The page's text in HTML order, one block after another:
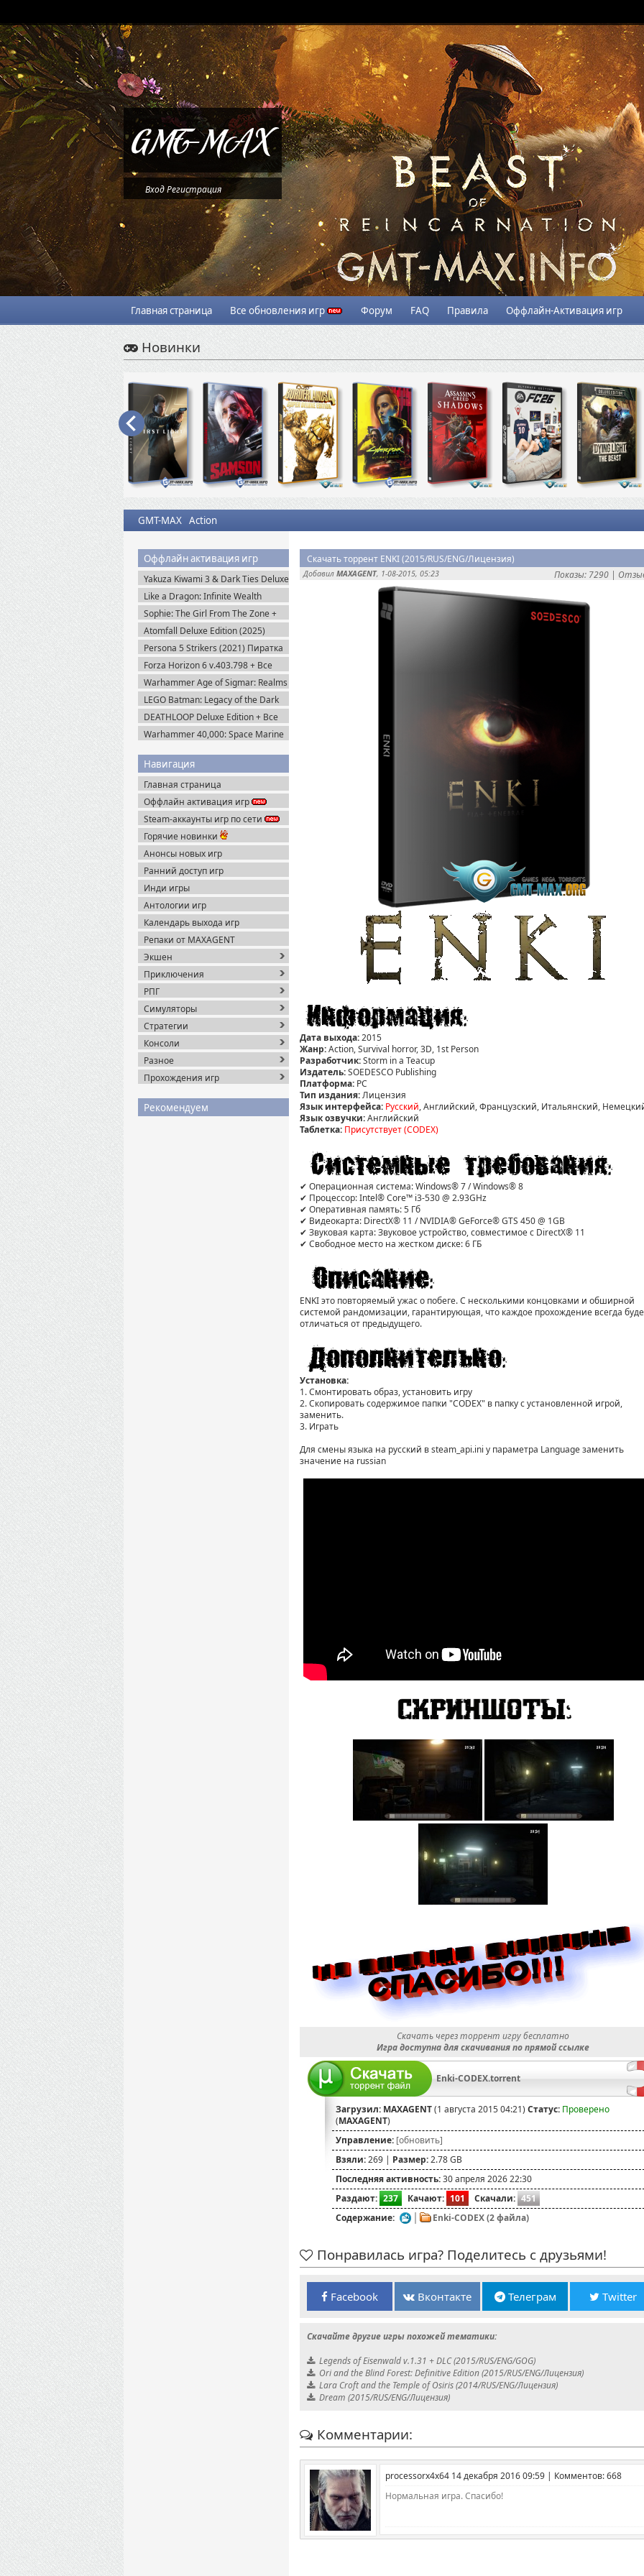
ВходРегистрация
Главная страница Все обновления игр Форум FAQ Правила Оффлайн-Активация игр
Новинки
GMT-MAX Action
Оффлайн активация игр
Yakuza Kiwami 3 & Dark Ties Deluxe
Edition (2026) Steam-Rip
Like a Dragon: Infinite Wealth
Ultimate Edition (2024) Steam-Rip
Sophie: The Girl From The Zone +
DLC (2026) Пиратка
Atomfall Deluxe Edition (2025)
Steam-Rip
Persona 5 Strikers (2021) Пиратка
Forza Horizon 6 v.403.798 + Все
DLC (2026) Пиратка
Warhammer Age of Sigmar: Realms
of Ruin Ultimate Edition (2023)
Steam-Rip
LEGO Batman: Legacy of the Dark
Knight / ЛЕГО Бэтмен: Наследие
Тёмного Рыцаря (2026) Portable
DEATHLOOP Deluxe Edition + Все
DLC (2021) Пиратка
Warhammer 40,000: Space Marine
Пиратка
Навигация
Главная страница
Оффлайн активация игр
Steam-аккаунты игр по сети
Горячие новинки
Анонсы новых игр
Ранний доступ игр
Инди игры
Антологии игр
Календарь выхода игр
Репаки от MAXAGENT
Экшен
Приключения
РПГ
Симуляторы
Стратегии
Консоли
Разное
Прохождения игр
Рекомендуем
Скачать торрент ENKI (2015/RUS/ENG/Лицензия)
Показы: 7290 |
Добавил MAXAGENT, 1-08-2015, 05:23
Дата выхода:2015
Жанр:Action, Survival horror, 3D, 1st Person
Разработчик:Storm in a Teacup
Издатель:SOEDESCO Publishing
Платформа: РС
Тип издания:Лицензия
Язык интерфейса: Русский, Английский, Французский, Итальянский,
Язык озвучки:Английский
Таблетка: Присутствует (CODEX)
✔ Операционная система: Windows® 7 / Windows® 8
✔ Процессор: Intel® Core™ i3-530 @ 2.93GHz
✔ Оперативная память: 5 Гб
✔ Видеокарта: DirectX® 11 / NVIDIA® GeForce® GTS 450 @ 1GB
✔ Звуковая карта: Звуковое устройство, совместимое с DirectX® 11
✔ Свободное место на жестком диске: 6 ГБ
ENKI это повторяемый ужас о побеге. С несколькими концовками и обширной
системой рандомизации, гарантирующая, что каждое прохождение всегда
отличаться от предыдущего.
Установка:
1. Смонтировать образ, установить игру
2. Скопировать содержимое папки "CODEX" в папку с установленной игрой,
заменить.
3. Играть
Для смены языка на русский в steam_api.ini у параметра Language заменить
значение на russian
Скачать через торрент игру бесплатно
Игра доступна для скачивания по прямой ссылке
Enki-CODEX.torrent
Загрузил: MAXAGENT(1 августа 2015 04:21) Статус: Проверено
(MAXAGENT)
Управление: [обновить]
Взяли:269 | Размер:2.78 GB
Последняя активность:30 апреля 2026 22:30
Раздают: 237 Качают: 101 Скачали: 451
Содержание:
Enki-CODEX (2 файла)
Понравилась игра? Поделитесь с друзьями!
Facebook Вконтакте Телеграм Twitter
Скачайте другие игры похожей тематики:
Legends of Eisenwald v.1.31 + DLC (2015/RUS/ENG/GOG)
Ori and the Blind Forest: Definitive Edition (2015/RUS/ENG/Лицензия)
Lara Croft and the Temple of Osiris (2014/RUS/ENG/Лицензия)
Dream (2015/RUS/ENG/Лицензия)
Комментарии:
processorx4x64 14 декабря 2016 09:59 | Комментов: 668
Нормальная игра. Спасибо!